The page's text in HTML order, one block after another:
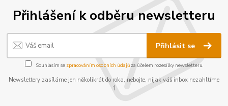
Přihlášení k odběru newsletteru
Přihlásit se
Souhlasím se zpracováním osobních údajůza účelem rozesílky newsletteru.
Newslettery zasíláme jen několikrát do roka, nebojte, nijak váš inbox nezahltíme
:)